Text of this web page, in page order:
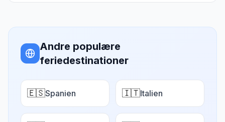
Andre populære
feriedestinationer
🇪🇸Spanien 🇮🇹Italien